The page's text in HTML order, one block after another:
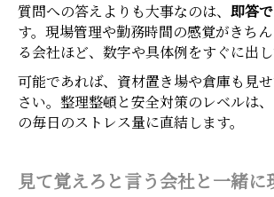
質問への答えよりも大事なのは、 即答
す。現場管理や勤務時間の感覚がきち
る会社ほど、数字や具体例をすぐに出し
可能であれば、資材置き場や倉庫も見
さい。整理整頓と安全対策のレベルは
の毎日のストレス量に直結します。
見て覚えろと言う会社と一緒に